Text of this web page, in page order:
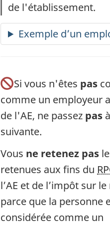
de l'établissement.
Exemple d’un
Si vous n'êtes pas
comme un employeur
de l'AE, ne passez pas
suivante.
Vous ne retenez pas
retenues aux fins du
l’AE et de l’impôt sur
parce que la personne
considérée comme un